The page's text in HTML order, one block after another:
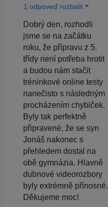
1 odpoveď rozbalit
Dobrý den, rozhodli
jsme se na začátku
roku, že přípravu z 5.
třídy není potřeba hrotit
a budou nám stačit
tréninkové online testy
nanečisto s následným
procházením chybiček.
Byly tak perfektně
připravené, že se syn
Jonáš nakonec s
přehledem dostal na
obě gymnázia. Hlavně
dubnové videorozbory
byly extrémně přínosné.
Děkujeme moc!